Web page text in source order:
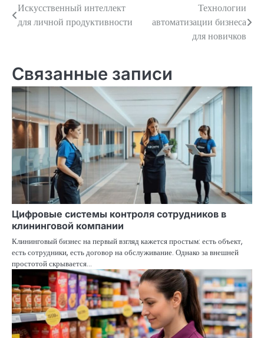
Навигация
по
Искусственный интеллект
для личной продуктивности
Технологии
автоматизации бизнеса
для новичков
Связанные записи
Цифровые системы контроля сотрудников в
клининговой компании
Клининговый бизнес на первый взгляд кажется простым: есть объект,
есть сотрудники, есть договор на обслуживание. Однако за внешней
простотой скрывается…